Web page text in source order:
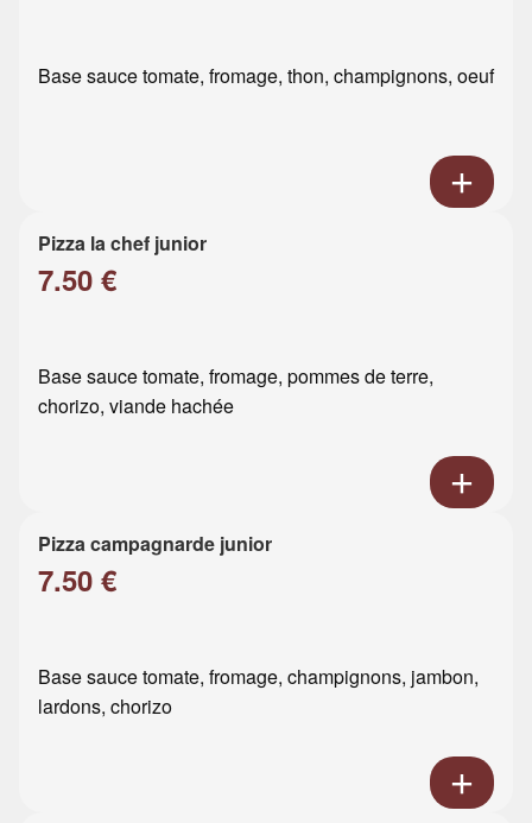
Base sauce tomate, fromage, thon, champignons, oeuf
Pizza la chef junior
7.50 €
Base sauce tomate, fromage, pommes de terre,
chorizo, viande hachée
Pizza campagnarde junior
7.50 €
Base sauce tomate, fromage, champignons, jambon,
lardons, chorizo